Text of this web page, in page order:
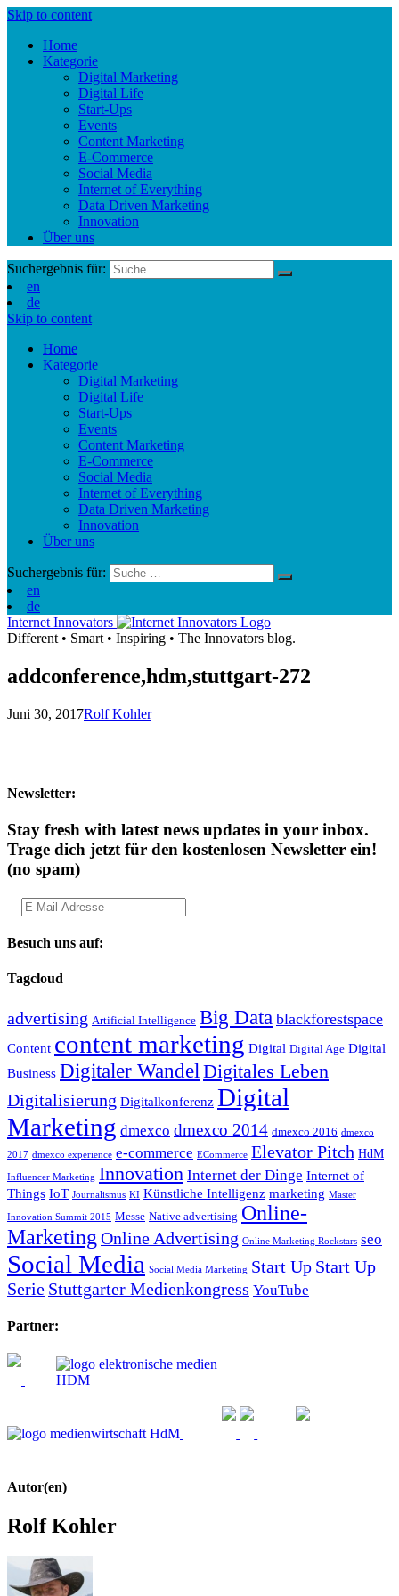
Skip to content
Home
Kategorie
Digital Marketing
Digital Life
Start-Ups
Events
Content Marketing
E-Commerce
Social Media
Internet of Everything
Data Driven Marketing
Innovation
Über uns
Suchergebnis für:
en
de
Skip to content
Home
Kategorie
Digital Marketing
Digital Life
Start-Ups
Events
Content Marketing
E-Commerce
Social Media
Internet of Everything
Data Driven Marketing
Innovation
Über uns
Suchergebnis für:
en
de
Internet Innovators
Different • Smart • Inspiring • The Innovators blog.
addconference,hdm,stuttgart-272
Juni 30, 2017Rolf Kohler
Newsletter:
Stay fresh with latest news updates in your inbox.
Trage dich jetzt für den kostenlosen Newsletter ein!
(no spam)
Besuch uns auf:
Tagcloud
advertising Artificial Intelligence Big Data blackforestspace
Content content marketing Digital Digital Age Digital
Business Digitaler Wandel Digitales Leben
Digitalisierung Digitalkonferenz Digital
Marketing dmexco dmexco 2014 dmexco 2016 dmexco
2017 dmexco experience e-commerce ECommerce Elevator Pitch HdM
Influencer Marketing Innovation Internet der Dinge Internet of
Things IoT Journalismus KI Künstliche Intelligenz marketing Master
Innovation Summit 2015 Messe Native advertising Online-
Marketing Online Advertising Online Marketing Rockstars seo
Social Media Social Media Marketing Start Up Start Up
Serie Stuttgarter Medienkongress YouTube
Partner:
Autor(en)
Rolf Kohler